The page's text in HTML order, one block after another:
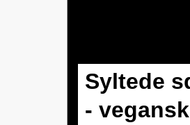
Syltede
- vegansk